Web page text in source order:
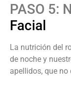
PASO 5:
Facial
La nutrición del
de noche y
apellidos, que no